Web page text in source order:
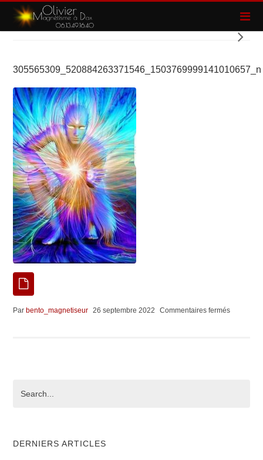
305565309_520884263371546_1503769999141010657_n
Par bento_magnetiseur 26 septembre 2022 Commentaires ferméssur
DERNIERS ARTICLES